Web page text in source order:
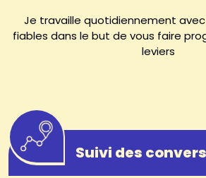
Je travaille quotidiennement
fiables dans le but de vous faire
leviers
Suivi des